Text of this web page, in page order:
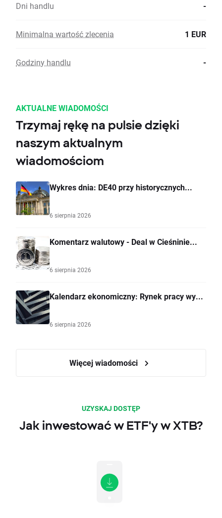
Dni handlu -
Minimalna wartość zlecenia 1 EUR
Godziny handlu -
AKTUALNE WIADOMOŚCI
Trzymaj rękę na pulsie dzięki
naszym aktualnym
wiadomościom
Wykres dnia: DE40 przy historycznych...
6 sierpnia 2026
Komentarz walutowy - Deal w Cieśninie...
6 sierpnia 2026
Kalendarz ekonomiczny: Rynek pracy wy...
6 sierpnia 2026
Więcej wiadomości
UZYSKAJ DOSTĘP
Jak inwestować w ETF'y w XTB?